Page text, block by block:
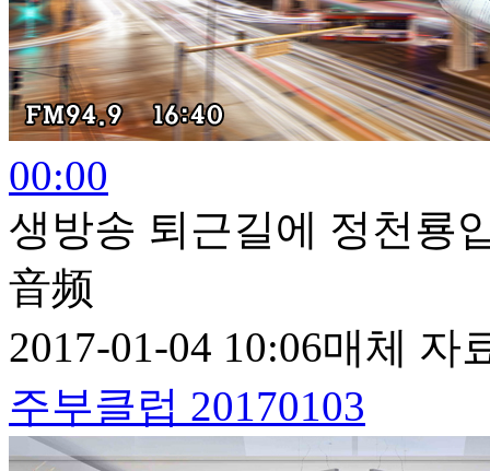
00:00
생방송 퇴근길에 정천룡
音频
2017-01-04 10:06매체 자
주부클럽 20170103